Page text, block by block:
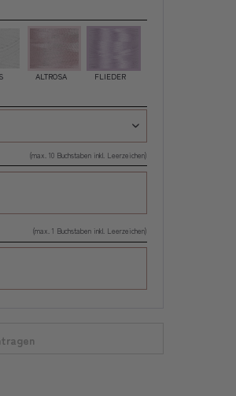
ALTROSA FLIEDER
(max. 10 Buchstaben inkl. Leerzeichen)
(max. 1 Buchstaben inkl. Leerzeichen)